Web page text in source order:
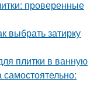
проверенные
выбрать затирку
плитки в ванную